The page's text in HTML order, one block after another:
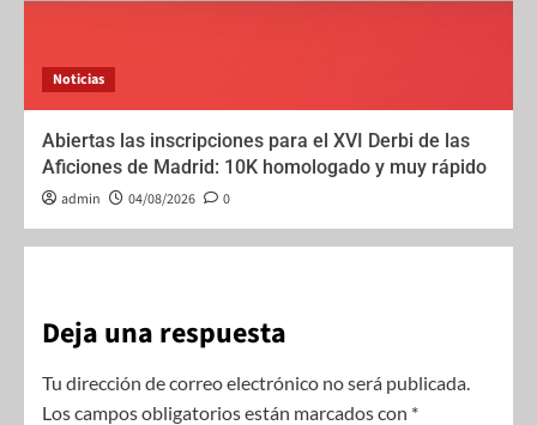
Noticias
Abiertas las inscripciones para el XVI Derbi de las
Aficiones de Madrid: 10K homologado y muy rápido
admin 04/08/2026 0
Deja una respuesta
Tu dirección de correo electrónico no será publicada.
Los campos obligatorios están marcados con *